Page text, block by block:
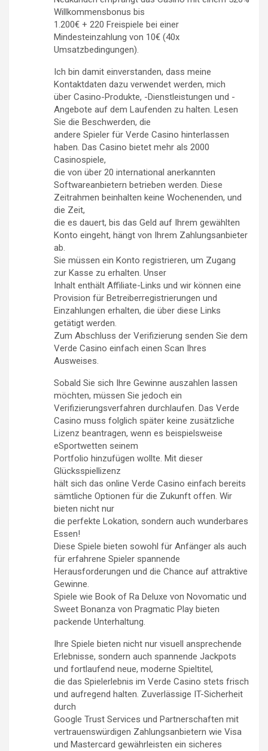
Willkommensbonus bis
1.200€ + 220 Freispiele bei einer
Mindesteinzahlung von 10€ (40x
Umsatzbedingungen).
Ich bin damit einverstanden, dass meine
Kontaktdaten dazu verwendet werden, mich
über Casino-Produkte, -Dienstleistungen und -
Angebote auf dem Laufenden zu halten. Lesen
Sie die Beschwerden, die
andere Spieler für Verde Casino hinterlassen
haben. Das Casino bietet mehr als 2000
Casinospiele,
die von über 20 international anerkannten
Softwareanbietern betrieben werden. Diese
Zeitrahmen beinhalten keine Wochenenden, und
die Zeit,
die es dauert, bis das Geld auf Ihrem gewählten
Konto eingeht, hängt von Ihrem Zahlungsanbieter
ab.
Sie müssen ein Konto registrieren, um Zugang
zur Kasse zu erhalten. Unser
Inhalt enthält Affiliate-Links und wir können eine
Provision für Betreiberregistrierungen und
Einzahlungen erhalten, die über diese Links
getätigt werden.
Zum Abschluss der Verifizierung senden Sie dem
Verde Casino einfach einen Scan Ihres
Ausweises.
Sobald Sie sich Ihre Gewinne auszahlen lassen
möchten, müssen Sie jedoch ein
Verifizierungsverfahren durchlaufen. Das Verde
Casino muss folglich später keine zusätzliche
Lizenz beantragen, wenn es beispielsweise
eSportwetten seinem
Portfolio hinzufügen wollte. Mit dieser
Glücksspiellizenz
hält sich das online Verde Casino einfach bereits
sämtliche Optionen für die Zukunft offen. Wir
bieten nicht nur
die perfekte Lokation, sondern auch wunderbares
Essen!
Diese Spiele bieten sowohl für Anfänger als auch
für erfahrene Spieler spannende
Herausforderungen und die Chance auf attraktive
Gewinne.
Spiele wie Book of Ra Deluxe von Novomatic und
Sweet Bonanza von Pragmatic Play bieten
packende Unterhaltung.
Ihre Spiele bieten nicht nur visuell ansprechende
Erlebnisse, sondern auch spannende Jackpots
und fortlaufend neue, moderne Spieltitel,
die das Spielerlebnis im Verde Casino stets frisch
und aufregend halten. Zuverlässige IT-Sicherheit
durch
Google Trust Services und Partnerschaften mit
vertrauenswürdigen Zahlungsanbietern wie Visa
und Mastercard gewährleisten ein sicheres